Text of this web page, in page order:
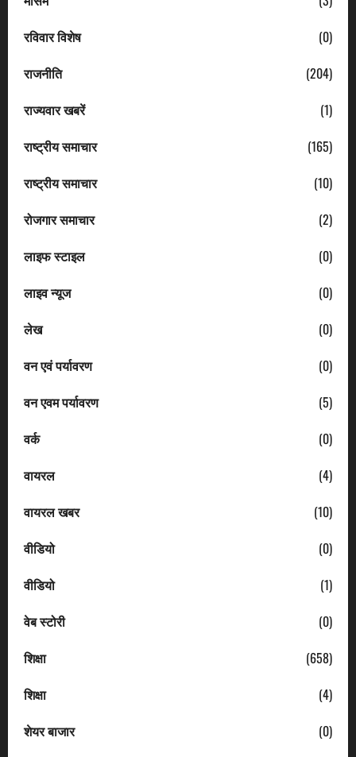
रविवार विशेष
(0)
राजनीति
(204)
राज्यवार खबरें
(1)
राष्ट्रीय समाचार
(165)
राष्ट्रीय समाचार
(10)
रोजगार समाचार
(2)
लाइफ स्टाइल
(0)
लाइव न्यूज
(0)
लेख
(0)
वन एवं पर्यावरण
(0)
वन एवम पर्यावरण
(5)
वर्क
(0)
वायरल
(4)
वायरल खबर
(10)
वीडियो
(0)
वीडियो
(1)
वेब स्टोरी
(0)
शिक्षा
(658)
शिक्षा
(4)
शेयर बाजार
(0)